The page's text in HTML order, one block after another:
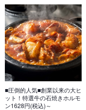
■圧倒的人気■創業以来の大ヒ
ット！特選牛の石焼きホルモ
ン1628円(税込)～